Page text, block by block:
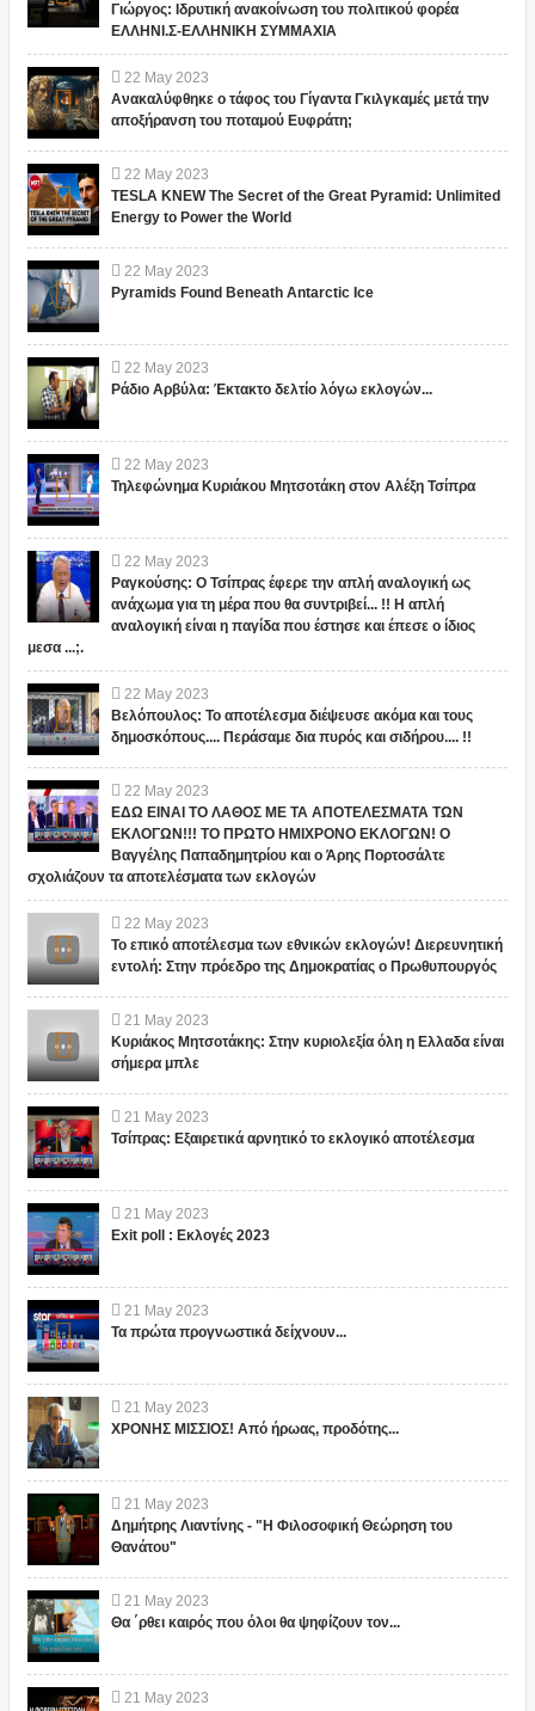
Γιώργος: Ιδρυτική ανακοίνωση του πολιτικού φορέα
ΕΛΛΗΝΙ.Σ-ΕΛΛΗΝΙΚΗ ΣΥΜΜΑΧΙΑ
22 May 2023
Ανακαλύφθηκε ο τάφος του Γίγαντα Γκιλγκαμές μετά την
αποξήρανση του ποταμού Ευφράτη;
22 May 2023
TESLA KNEW The Secret of the Great Pyramid: Unlimited
Energy to Power the World
22 May 2023
Pyramids Found Beneath Antarctic Ice
22 May 2023
Ράδιο Αρβύλα: Έκτακτο δελτίο λόγω εκλογών...
22 May 2023
Τηλεφώνημα Κυριάκου Μητσοτάκη στον Αλέξη Τσίπρα
22 May 2023
Ραγκούσης: Ο Τσίπρας έφερε την απλή αναλογική ως
ανάχωμα για τη μέρα που θα συντριβεί... !! Η απλή
αναλογική είναι η παγίδα που έστησε και έπεσε ο ίδιος
μεσα ...;.
22 May 2023
Βελόπουλος: Το αποτέλεσμα διέψευσε ακόμα και τους
δημοσκόπους.... Περάσαμε δια πυρός και σιδήρου.... !!
22 May 2023
ΕΔΩ ΕΙΝΑΙ ΤΟ ΛΑΘΟΣ ΜΕ ΤΑ ΑΠΟΤΕΛΕΣΜΑΤΑ ΤΩΝ
ΕΚΛΟΓΩΝ!!! ΤΟ ΠΡΩΤΟ ΗΜΙΧΡΟΝΟ ΕΚΛΟΓΩΝ! Ο
Βαγγέλης Παπαδημητρίου και ο Άρης Πορτοσάλτε
σχολιάζουν τα αποτελέσματα των εκλογών
22 May 2023
Το επικό αποτέλεσμα των εθνικών εκλογών! Διερευνητική
εντολή: Στην πρόεδρο της Δημοκρατίας ο Πρωθυπουργός
21 May 2023
Κυριάκος Μητσοτάκης: Στην κυριολεξία όλη η Ελλαδα είναι
σήμερα μπλε
21 May 2023
Τσίπρας: Εξαιρετικά αρνητικό το εκλογικό αποτέλεσμα
21 May 2023
Exit poll : Εκλογές 2023
21 May 2023
Τα πρώτα προγνωστικά δείχνουν...
21 May 2023
ΧΡΟΝΗΣ ΜΙΣΣΙΟΣ! Από ήρωας, προδότης...
21 May 2023
Δημήτρης Λιαντίνης - "Η Φιλοσοφική Θεώρηση του
Θανάτου"
21 May 2023
Θα ΄ρθει καιρός που όλοι θα ψηφίζουν τον...
21 May 2023